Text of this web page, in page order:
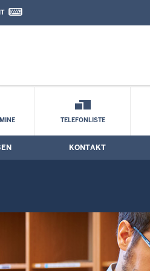
Kontaktformular
TELEFONLISTE
KONTAKT